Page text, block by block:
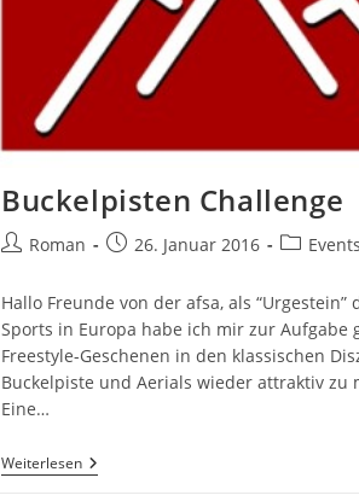
Buckelpisten Challenge
Beitrags-
Roman
Beitrag26. Januar 2016
Beitrags-
Events
Hallo Freunde von der afsa, als “Urgestein”
Sports in Europa habe ich mir zur Aufgabe
Freestyle-Geschenen in den klassischen
Buckelpiste und Aerials wieder attraktiv zu
Eine…
WeiterlesenBuckelpisten
Challenge
Sehr nette
Atmosphäre!
anderen Trick
lernen, oder
Snowboard
einfach aufs
zuschauen :)